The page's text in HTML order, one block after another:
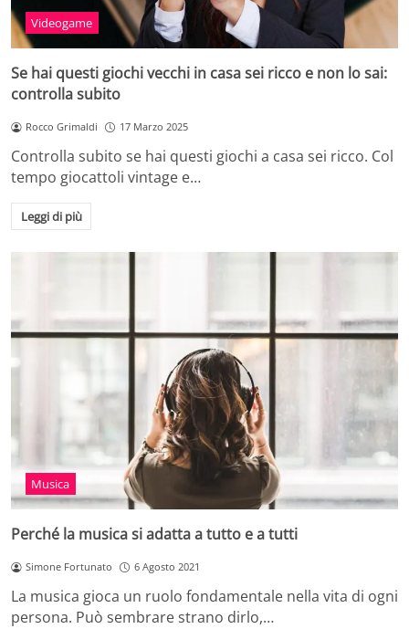
Videogame
Se hai questi giochi vecchi in casa sei ricco e non lo sai:
controlla subito
Rocco Grimaldi 17 Marzo 2025
Controlla subito se hai questi giochi a casa sei ricco. Col
tempo giocattoli vintage e…
Leggi di più
Musica
Perché la musica si adatta a tutto e a tutti
Simone Fortunato 6 Agosto 2021
La musica gioca un ruolo fondamentale nella vita di ogni
persona. Può sembrare strano dirlo,…